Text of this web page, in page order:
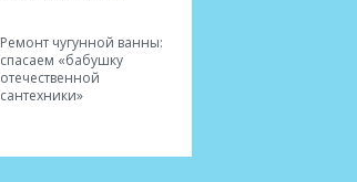
Ремонт чугунной ванны:
спасаем «бабушку
отечественной
сантехники»